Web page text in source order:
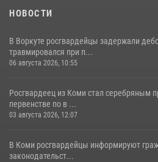
НОВОСТИ
В Воркуте росгвардейцы задержали
травмировался при п...
06 августа 2026, 10:55
Росгвардеец из Коми стал серебряным
первенстве по в ...
03 августа 2026, 12:07
В Коми росгвардейцы информируют
законодательст...